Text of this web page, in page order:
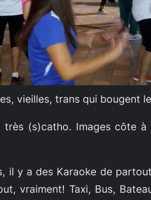
vieilles, trans qui bougent
très (s)catho. Images côte
il y a des Karaoke de
vraiment! Taxi, Bus,